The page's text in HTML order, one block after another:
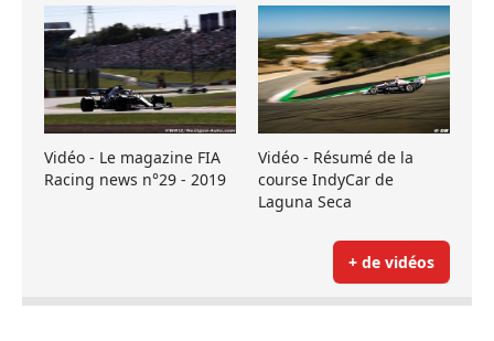
Vidéo - Le magazine FIA
Racing news n°29 - 2019
Vidéo - Résumé de la
course IndyCar de
Laguna Seca
+ de vidéos